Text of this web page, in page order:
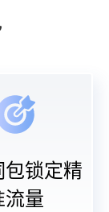
锁定精
流量